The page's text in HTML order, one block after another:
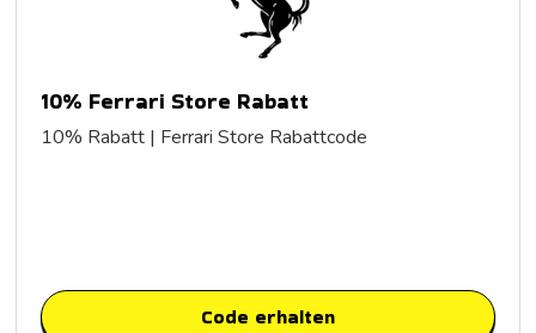
10% Ferrari Store Rabatt
10% Rabatt | Ferrari Store Rabattcode
Code erhalten